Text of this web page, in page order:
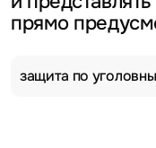
прямо
защита по